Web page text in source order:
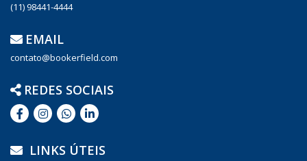
(11) 98441-4444
EMAIL
contato@bookerfield.com
REDES SOCIAIS
LINKS ÚTEIS